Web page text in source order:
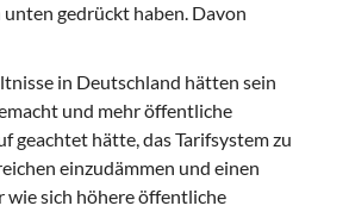
gedrückt haben. Davon
in Deutschland hätten sein
und mehr öffentliche
geachtet hätte, das Tarifsystem zu
einzudämmen und einen
wie sich höhere öffentliche